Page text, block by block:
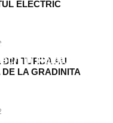
ELECTRIC
mai mare
în România
TURDA AU
LA GRADINITA